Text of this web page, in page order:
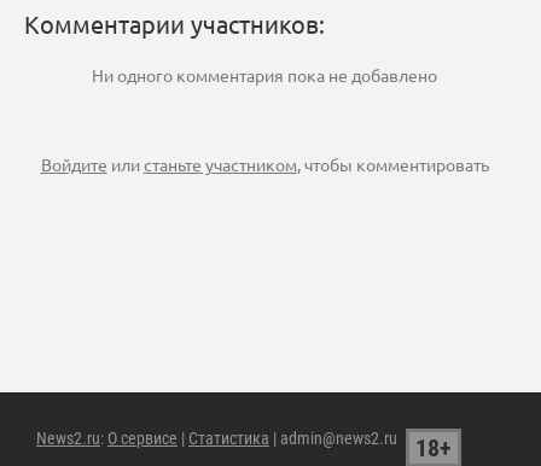
Комментарии участников:
Ни одного комментария пока не добавлено
Войдите илистаньте участником, чтобы комментировать
News2.ru: О сервисе | Статистика | admin@news2.ru 18+